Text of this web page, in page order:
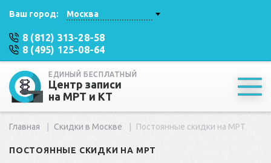
Ваш город: Москва
8 (812) 313-28-58
8 (495) 125-08-64
ЕДИНЫЙ БЕСПЛАТНЫЙ
Центр записи
на МРТ и КТ
Главная Скидки в Москве Постоянные скидки на МРТ
ПОСТОЯННЫЕ СКИДКИ НА МРТ